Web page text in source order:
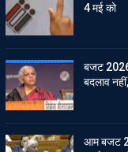
4 मई को
बजट
बदलाव
आम बजट